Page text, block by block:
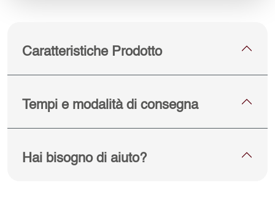
Caratteristiche Prodotto
Tempi e modalità di consegna
Hai bisogno di aiuto?